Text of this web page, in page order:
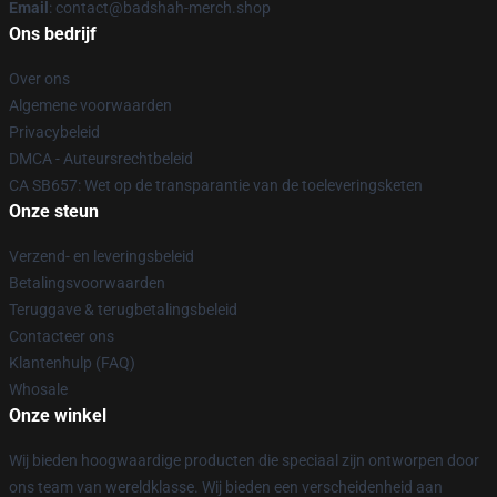
Email : contact@badshah-merch.shop
Ons bedrijf
Over ons
Algemene voorwaarden
Privacybeleid
DMCA - Auteursrechtbeleid
CA SB657: Wet op de transparantie van de toeleveringsketen
Onze steun
Verzend- en leveringsbeleid
Betalingsvoorwaarden
Teruggave & terugbetalingsbeleid
Contacteer ons
Klantenhulp (FAQ)
Whosale
Onze winkel
Wij bieden hoogwaardige producten die speciaal zijn ontworpen door
ons team van wereldklasse. Wij bieden een verscheidenheid aan